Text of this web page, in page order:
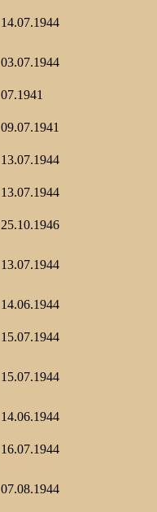
14.07.1944
03.07.1944
07.1941
09.07.1941
13.07.1944
13.07.1944
25.10.1946
13.07.1944
14.06.1944
15.07.1944
15.07.1944
14.06.1944
16.07.1944
07.08.1944